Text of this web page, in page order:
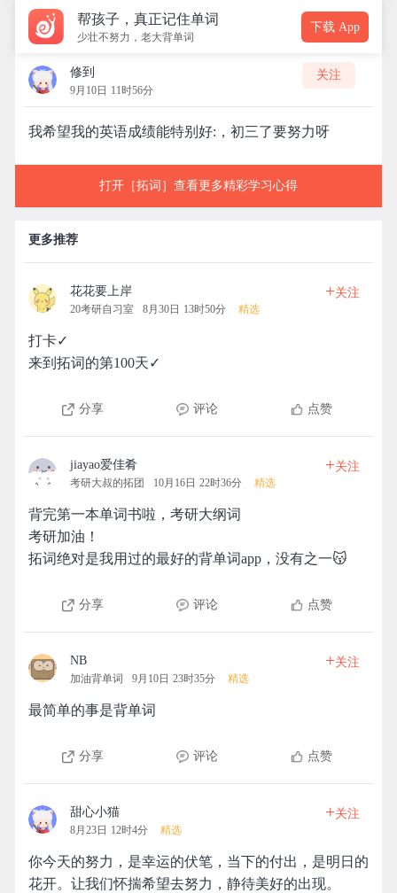
帮孩子，真正记住单词
少壮不努力，老大背单词
下载 App
修到
9月10日 11时56分
关注
我希望我的英语成绩能特别好:，初三了要努力呀
打开［拓词］查看更多精彩学习心得
更多推荐
花花要上岸
20考研自习室 8月30日 13时50分 精选
+关注
打卡✓
来到拓词的第100天✓
分享 评论 点赞
jiayao爱佳肴
考研大叔的拓团 10月16日 22时36分 精选
+关注
背完第一本单词书啦，考研大纲词
考研加油！
拓词绝对是我用过的最好的背单词app，没有之一😽
分享 评论 点赞
NB
加油背单词 9月10日 23时35分 精选
+关注
最简单的事是背单词
分享 评论 点赞
甜心小猫
8月23日 12时4分 精选
+关注
你今天的努力，是幸运的伏笔，当下的付出，是明日的
花开。让我们怀揣希望去努力，静待美好的出现。